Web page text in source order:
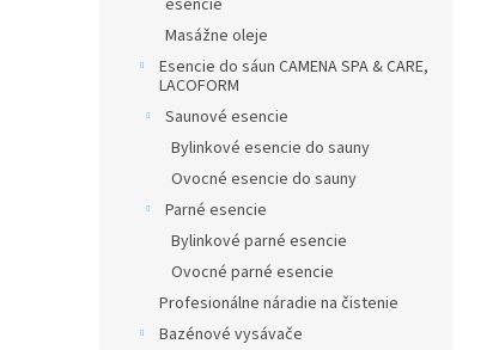
esencie
Masážne oleje
Esencie do sáun CAMENA SPA & CARE,
LACOFORM
Saunové esencie
Bylinkové esencie do sauny
Ovocné esencie do sauny
Parné esencie
Bylinkové parné esencie
Ovocné parné esencie
Profesionálne náradie na čistenie
Bazénové vysávače